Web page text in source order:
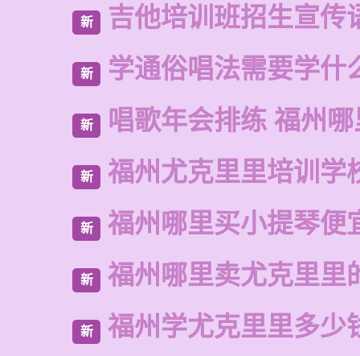
新 吉他培训班招生宣传
新 学通俗唱法需要学什
新 唱歌年会排练 福州
新 福州尤克里里培训学
新 福州哪里买小提琴便
新 福州哪里卖尤克里里
新 福州学尤克里里多少